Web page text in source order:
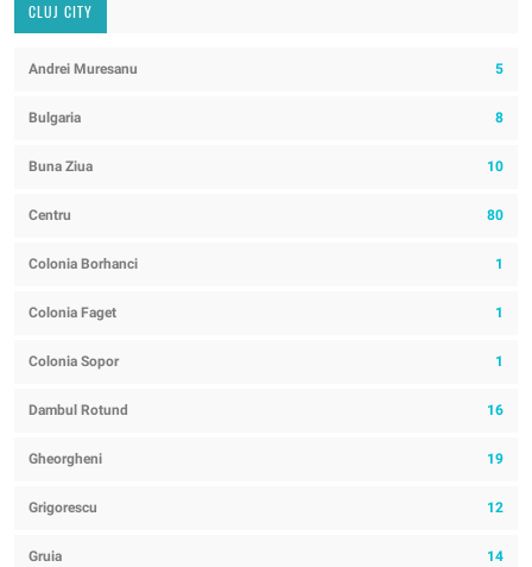
CLUJ CITY
Andrei Muresanu 5
Bulgaria 8
Buna Ziua 10
Centru 80
Colonia Borhanci 1
Colonia Faget 1
Colonia Sopor 1
Dambul Rotund 16
Gheorgheni 19
Grigorescu 12
Gruia 14